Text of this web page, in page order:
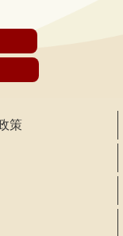
策